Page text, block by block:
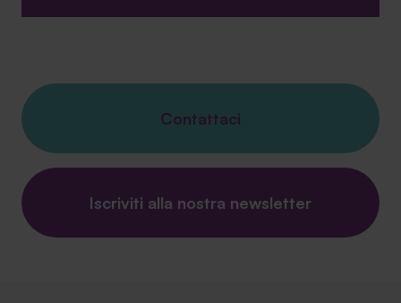
Contattaci
Iscriviti alla nostra newsletter